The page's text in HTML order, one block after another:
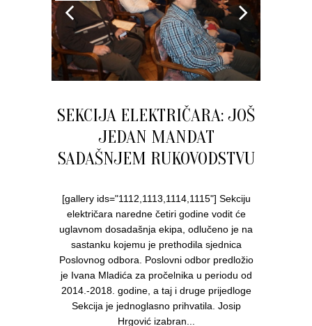
SEKCIJA ELEKTRIČARA: JOŠ
JEDAN MANDAT
SADAŠNJEM RUKOVODSTVU
[gallery ids="1112,1113,1114,1115"] Sekciju
električara naredne četiri godine vodit će
uglavnom dosadašnja ekipa, odlučeno je na
sastanku kojemu je prethodila sjednica
Poslovnog odbora. Poslovni odbor predložio
je Ivana Mladića za pročelnika u periodu od
2014.-2018. godine, a taj i druge prijedloge
Sekcija je jednoglasno prihvatila. Josip
Hrgović izabran...